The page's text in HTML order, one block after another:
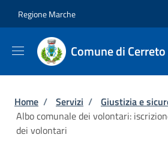
Regione Marche
Comune di
Briciole di pane
Home / Servizi / Giustizia e
Albo comunale dei volontari:
dei volontari